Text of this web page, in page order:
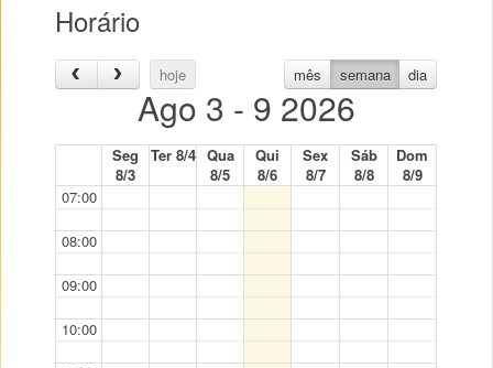
Horário
hoje mês semana dia
Ago 3 - 9 2026
Seg
8/3
Ter 8/4 Qua
8/5
Qui
8/6
Sex
8/7
Sáb
8/8
Dom
8/9
07:00
08:00
09:00
10:00